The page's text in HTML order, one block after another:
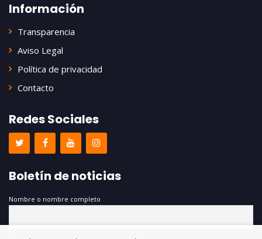
Información
Transparencia
Aviso Legal
Política de privacidad
Contacto
Redes Sociales
Boletín de noticias
Nombre o nombre completo